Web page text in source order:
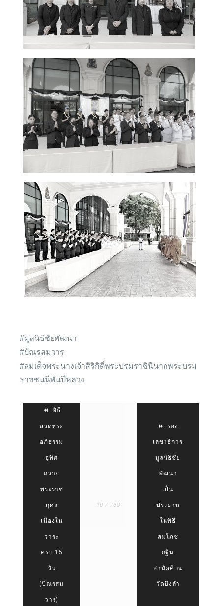
#มูลนิธิชัยพัฒนา
#ปัณรสมวาร
#สมเด็จพระนางเจ้าสิริกิติ์พระบรมราชินีนาถพระบรม
ราชชนนีพันปีหลวง
พิธี
สวดพระ
อภิธรรม
อุทิศ
ถวาย
พระราช
กุศล
เนื่องใน
วาระ
ครบ 15
วัน
(ปัณรสม
วาร)
10 / 768
รอง
เลขาธิการ
มูลนิธิชัย
พัฒนา
เป็น
ประธาน
ในพิธี
สมโภช
กฐิน
สามัคคี ณ
วัดบึงลำ